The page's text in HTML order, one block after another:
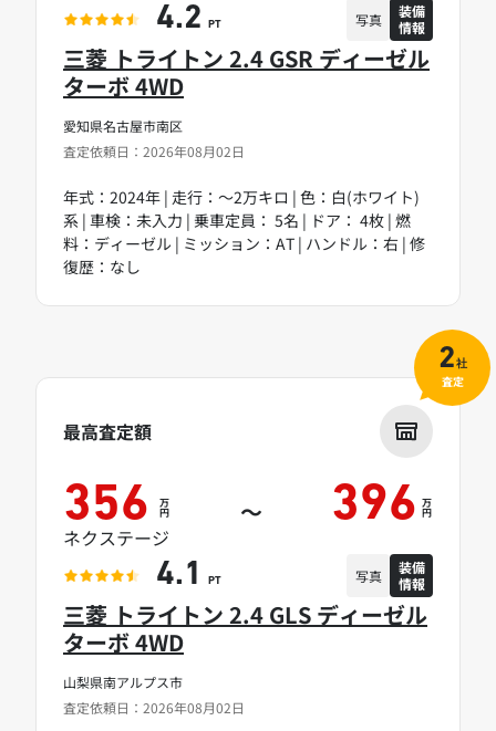
愛知県名古屋市南区
査定依頼日：2026年08月02日
三菱 トライトン 2.4 GSR ディーゼル
ターボ 4WD
年式：2024年 | 走行：～2万キロ | 色：白(ホワイト)
系 | 車検：未入力 | 乗車定員： 5名 | ドア： 4枚 | 燃
料：ディーゼル | ミッション：AT | ハンドル：右 | 修
復歴：なし
4.2 PT 写真
装備
情報
山梨県南アルプス市
査定依頼日：2026年08月02日
三菱 トライトン 2.4 GLS ディーゼル
ターボ 4WD
最高査定額
356 万
円 ～ 396 万
円
ネクステージ
4.1 PT 写真
装備
情報
2社
査定